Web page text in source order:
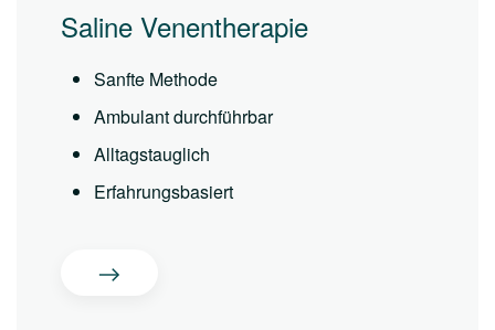
Saline Venentherapie
Sanfte Methode
Ambulant durchführbar
Alltagstauglich
Erfahrungsbasiert